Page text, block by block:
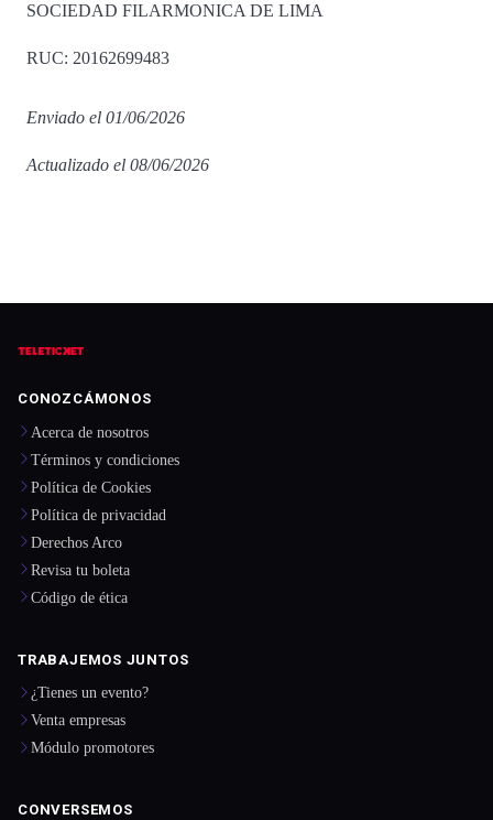
SOCIEDAD FILARMONICA DE LIMA
RUC: 20162699483
Enviado el 01/06/2026
Actualizado el 08/06/2026
CONOZCÁMONOS
Acerca de nosotros
Términos y condiciones
Política de Cookies
Política de privacidad
Derechos Arco
Revisa tu boleta
Código de ética
TRABAJEMOS JUNTOS
¿Tienes un evento?
Venta empresas
Módulo promotores
CONVERSEMOS